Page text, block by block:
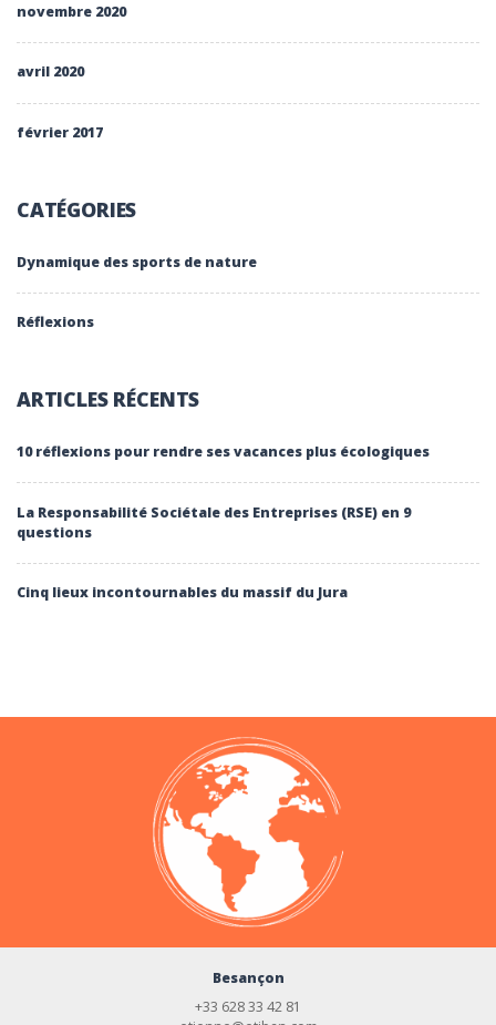
novembre 2020
avril 2020
février 2017
CATÉGORIES
Dynamique des sports de nature
Réflexions
ARTICLES RÉCENTS
10 réflexions pour rendre ses vacances plus écologiques
La Responsabilité Sociétale des Entreprises (RSE) en 9
questions
Cinq lieux incontournables du massif du Jura
Besançon
+33 628 33 42 81